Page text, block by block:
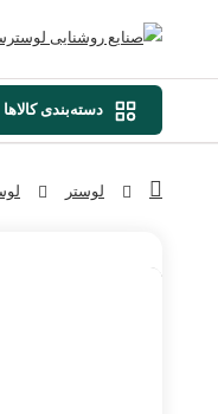
دسته‌بندی کالاها
لوستر